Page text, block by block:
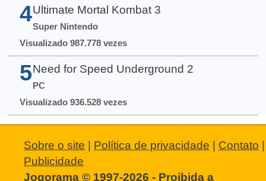
4 Ultimate Mortal Kombat 3
Super Nintendo
Visualizado 987.778 vezes
5 Need for Speed Underground 2
PC
Visualizado 936.528 vezes
Sobre o site | Política de privacidade | Contato |
Publicidade
Jogorama © 1997-2026 - Proibida a